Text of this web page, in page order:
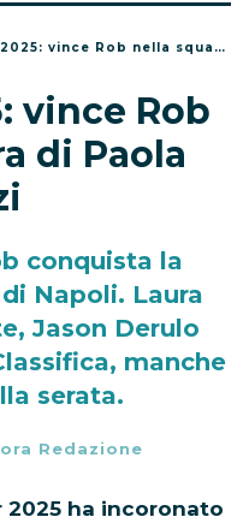
vince Rob nella squadra di Paola Iezzi
vince Rob
di Paola
conquista la
Napoli. Laura
Jason Derulo
manche
serata.
Redazione
2025 ha incoronato